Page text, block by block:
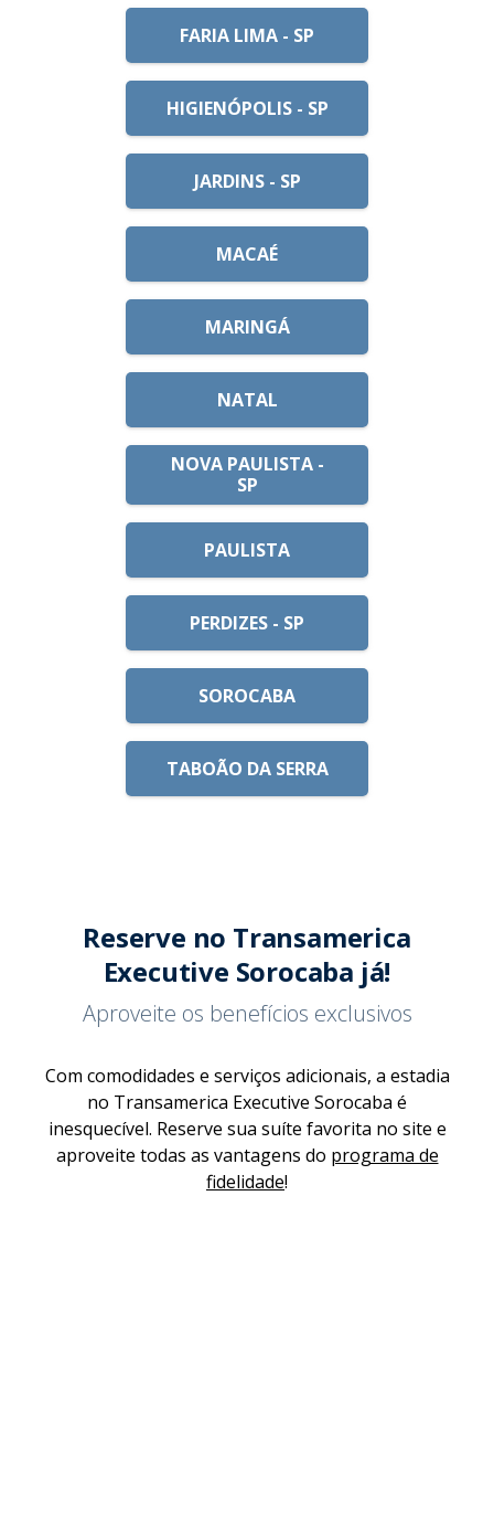
FARIA LIMA - SP
HIGIENÓPOLIS - SP
JARDINS - SP
MACAÉ
MARINGÁ
NATAL
NOVA PAULISTA -
SP
PAULISTA
PERDIZES - SP
SOROCABA
TABOÃO DA SERRA
Reserve no Transamerica
Executive Sorocaba já!
Aproveite os benefícios exclusivos
Com comodidades e serviços adicionais, a estadia
no Transamerica Executive Sorocaba é
inesquecível. Reserve sua suíte favorita no site e
aproveite todas as vantagens do programa de
fidelidade!